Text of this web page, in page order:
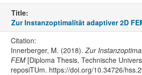
Title:
Zur Instanzoptimalität adaptiver 2D
Citation:
Innerberger, M. (2018). Zur
FEM[Diploma Thesis, Technische
reposiTUm. https://doi.org/10.34726/